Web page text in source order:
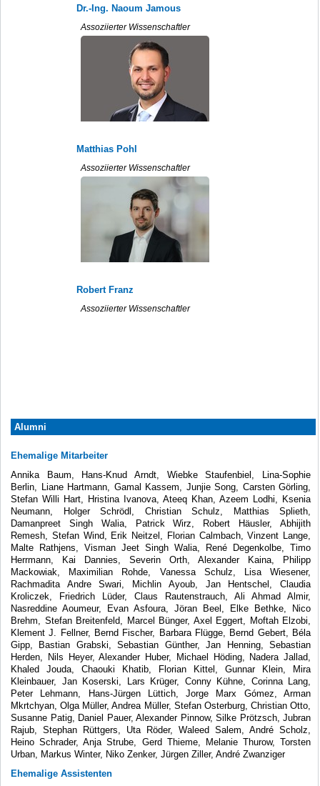
Dr.-Ing. Naoum Jamous
Assoziierter Wissenschaftler
Matthias Pohl
Assoziierter Wissenschaftler
Robert Franz
Assoziierter Wissenschaftler
Alumni
Ehemalige Mitarbeiter
Annika Baum, Hans-Knud Arndt, Wiebke Staufenbiel, Lina-Sophie
Berlin, Liane Hartmann, Gamal Kassem, Junjie Song, Carsten Görling,
Stefan Willi Hart, Hristina Ivanova, Ateeq Khan, Azeem Lodhi, Ksenia
Neumann, Holger Schrödl, Christian Schulz, Matthias Splieth,
Damanpreet Singh Walia, Patrick Wirz, Robert Häusler, Abhijith
Remesh, Stefan Wind, Erik Neitzel, Florian Calmbach, Vinzent Lange,
Malte Rathjens, Visman Jeet Singh Walia, René Degenkolbe, Timo
Herrmann, Kai Dannies, Severin Orth, Alexander Kaina, Philipp
Mackowiak, Maximilian Rohde, Vanessa Schulz, Lisa Wiesener,
Rachmadita Andre Swari, Michlin Ayoub, Jan Hentschel, Claudia
Kroliczek, Friedrich Lüder, Claus Rautenstrauch, Ali Ahmad Almir,
Nasreddine Aoumeur, Evan Asfoura, Jöran Beel, Elke Bethke, Nico
Brehm, Stefan Breitenfeld, Marcel Bünger, Axel Eggert, Moftah Elzobi,
Klement J. Fellner, Bernd Fischer, Barbara Flügge, Bernd Gebert, Béla
Gipp, Bastian Grabski, Sebastian Günther, Jan Henning, Sebastian
Herden, Nils Heyer, Alexander Huber, Michael Höding, Nadera Jallad,
Khaled Jouda, Chaouki Khatib, Florian Kittel, Gunnar Klein, Mira
Kleinbauer, Jan Koserski, Lars Krüger, Conny Kühne, Corinna Lang,
Peter Lehmann, Hans-Jürgen Lüttich, Jorge Marx Gómez, Arman
Mkrtchyan, Olga Müller, Andrea Müller, Stefan Osterburg, Christian Otto,
Susanne Patig, Daniel Pauer, Alexander Pinnow, Silke Prötzsch, Jubran
Rajub, Stephan Rüttgers, Uta Röder, Waleed Salem, André Scholz,
Heino Schrader, Anja Strube, Gerd Thieme, Melanie Thurow, Torsten
Urban, Markus Winter, Niko Zenker, Jürgen Ziller, André Zwanziger
Ehemalige Assistenten